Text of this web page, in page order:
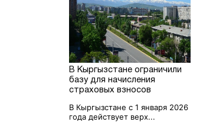
В Кыргызстане ограничили
базу для начисления
страховых взносов
В Кыргызстане с 1 января 2026
года действует верх...